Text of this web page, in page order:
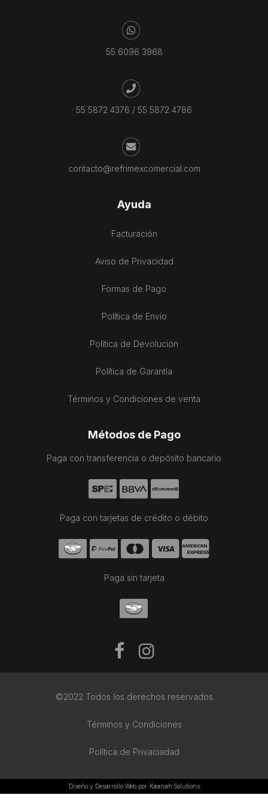
55 6096 3968
55 5872 4376 / 55 5872 4786
contacto@refrimexcomercial.com
Ayuda
Facturación
Aviso de Privacidad
Formas de Pago
Política de Envío
Política de Devolución
Política de Garantía
Términos y Condiciones de venta
Métodos de Pago
Paga con transferencia o depósito bancario
Paga con tarjetas de crédito o débito
Paga sin tarjeta
©2022 Todos los derechos reservados
Términos y Condiciones
Política de Privaciadad
Diseño y Desarrollo Web por Kaanah Solutions